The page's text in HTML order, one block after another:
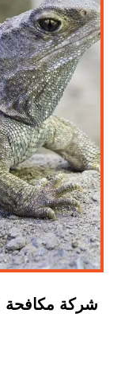
شركة مكافحة